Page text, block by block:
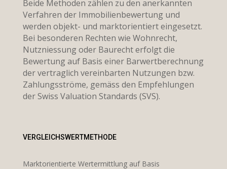
Beide Methoden zählen zu den anerkannten
Verfahren der Immobilienbewertung und
werden objekt- und marktorientiert eingesetzt.
Bei besonderen Rechten wie Wohnrecht,
Nutzniessung oder Baurecht erfolgt die
Bewertung auf Basis einer Barwertberechnung
der vertraglich vereinbarten Nutzungen bzw.
Zahlungsströme, gemäss den Empfehlungen
der Swiss Valuation Standards (SVS).
VERGLEICHSWERTMETHODE
Marktorientierte Wertermittlung auf Basis